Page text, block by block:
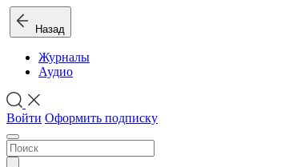
Назад
Журналы
Аудио
Войти Оформить подписку